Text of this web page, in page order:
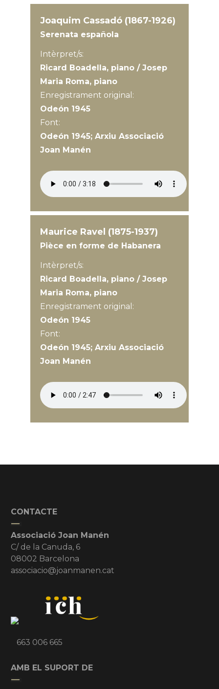
Joaquim Cassadó (1867-1926)
Serenata española
Intèrpret/s:
Ricard Boadella, piano / Josep
Maria Roma, piano
Enregistrament original:
Odeón 1945
Font:
Odeón 1945; Arxiu Associació
Joan Manén
Maurice Ravel (1875-1937)
Pièce en forme de Habanera
Intèrpret/s:
Ricard Boadella, piano / Josep
Maria Roma, piano
Enregistrament original:
Odeón 1945
Font:
Odeón 1945; Arxiu Associació
Joan Manén
CONTACTE
Associació Joan Manén
C/ de la Canuda, 6
08002 Barcelona
associacio@joanmanen.cat
663 006 665
AMB EL SUPORT DE